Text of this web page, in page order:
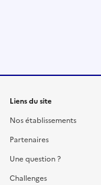
Liens du site
Nos établissements
Partenaires
Une question ?
Challenges